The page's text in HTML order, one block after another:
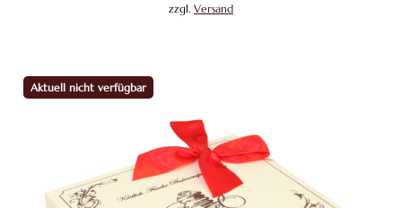
zzgl. Versand
Aktuell nicht verfügbar